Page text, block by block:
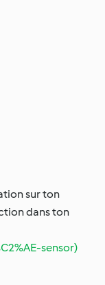
sur ton
dans ton
sensor)